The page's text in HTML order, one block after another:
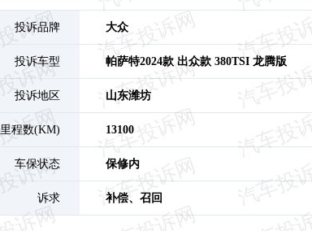
投诉品牌 大众
投诉车型 帕萨特2024款 出众款 380TSI 龙腾版
投诉地区 山东潍坊
里程数(KM) 13100
车保状态 保修内
诉求 补偿、 召回